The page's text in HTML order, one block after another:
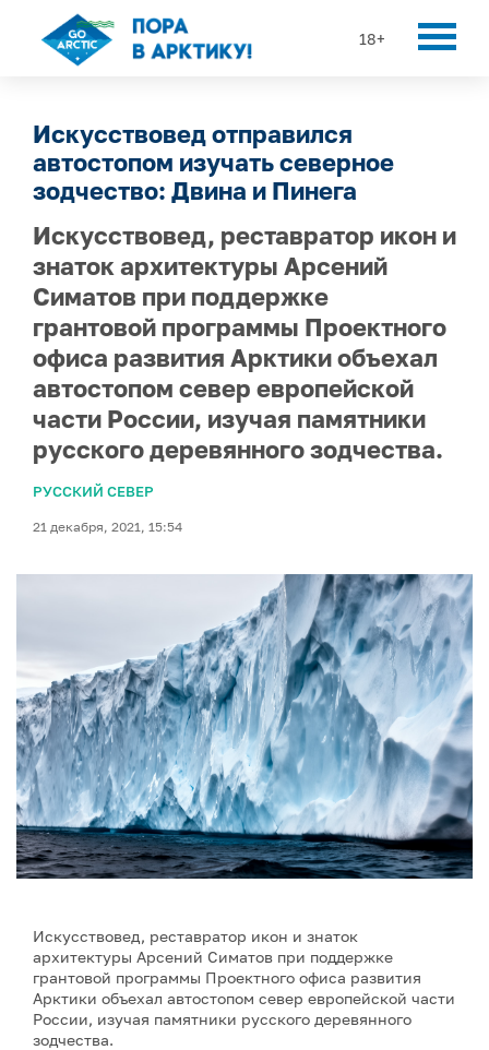
18+
Искусствовед отправился
автостопом изучать северное
зодчество: Двина и Пинега
Искусствовед, реставратор икон и
знаток архитектуры Арсений
Симатов при поддержке
грантовой программы Проектного
офиса развития Арктики объехал
автостопом север европейской
части России, изучая памятники
русского деревянного зодчества.
РУССКИЙ СЕВЕР
21 декабря, 2021, 15:54
Искусствовед, реставратор икон и знаток
архитектуры Арсений Симатов при поддержке
грантовой программы Проектного офиса развития
Арктики объехал автостопом север европейской части
России, изучая памятники русского деревянного
зодчества.